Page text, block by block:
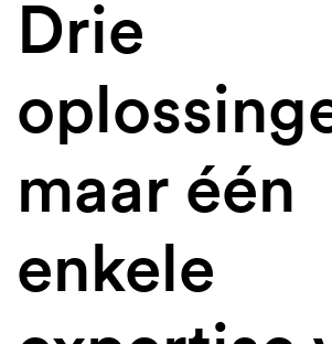
Drie
maar één
enkele